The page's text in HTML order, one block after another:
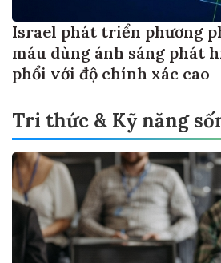
Israel phát triển phương
máu dùng ánh sáng phát
phổi với độ chính xác cao
Tri thức & Kỹ năng